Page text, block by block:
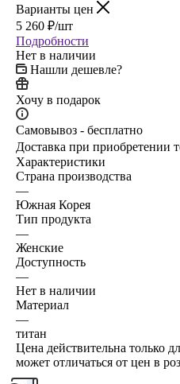
Варианты цен
5 260 ₽/шт
Подробности
Нет в наличии
Нашли дешевле?
Хочу в подарок
Самовывоз - бесплатно
Доставка при приобретении
Характеристики
Страна производства
—
Южная Корея
Тип продукта
—
Женские
Доступность
—
Нет в наличии
Материал
—
титан
Цена действительна только
может отличаться от цен в